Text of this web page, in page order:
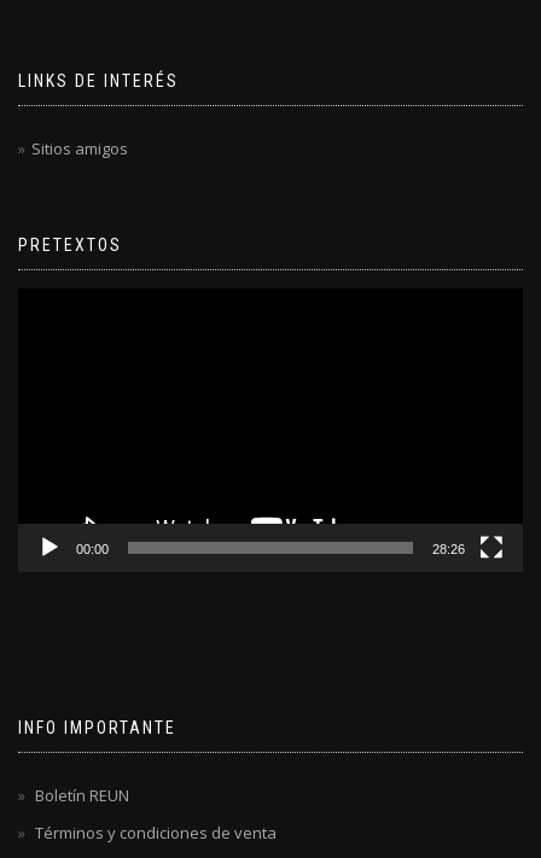
LINKS DE INTERÉS
Sitios amigos
PRETEXTOS
00:00 28:26
INFO IMPORTANTE
Boletín REUN
Términos y condiciones de venta